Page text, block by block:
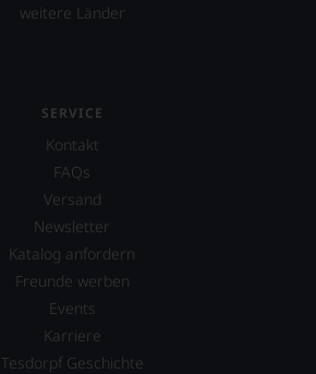
weitere Länder
SERVICE
Kontakt
FAQs
Versand
Newsletter
Katalog anfordern
Freunde werben
Events
Karriere
Tesdorpf Geschichte